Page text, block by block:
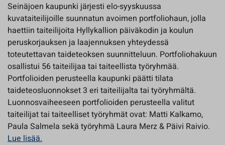
Seinäjoen kaupunki järjesti elo-syyskuussa
kuvataiteilijoille suunnatun avoimen portfoliohaun, jolla
haettiin taiteilijoita Hyllykallion päiväkodin ja koulun
peruskorjauksen ja laajennuksen yhteydessä
toteutettavan taideteoksen suunnitteluun. Portfoliohakuun
osallistui 56 taiteilijaa tai taiteellista työryhmää.
Portfolioiden perusteella kaupunki päätti tilata
taideteosluonnokset 3 eri taiteilijalta tai työryhmältä.
Luonnosvaiheeseen portfolioiden perusteella valitut
taiteilijat tai taiteelliset työryhmät ovat: Matti Kalkamo,
Paula Salmela sekä työryhmä Laura Merz & Päivi Raivio.
Lue lisää.